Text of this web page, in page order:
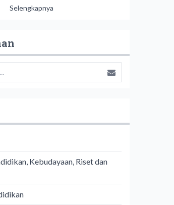
Selengkapnya
Kebudayaan, Riset dan